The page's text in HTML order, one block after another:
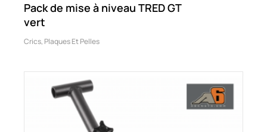
Pack de mise à niveau TRED GT
vert
Crics, Plaques Et Pelles